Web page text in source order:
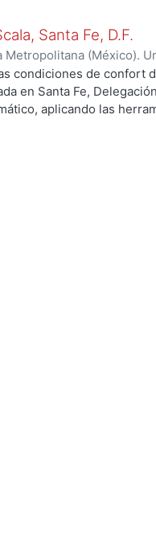
Santa Fe, D.F.
(México).
,1999)Corro Eguia,
condiciones de confort
en Santa Fe,
aplicando las